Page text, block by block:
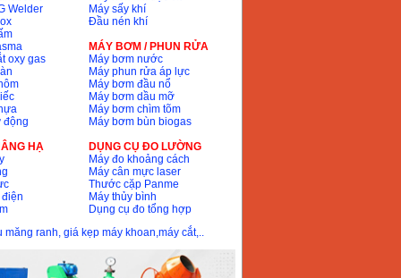
Welder
oxy gas
động
HẠ
Máy sấy khí
Đầu nén khí
MÁY BƠM / PHUN RỬA
Máy bơm nước
Máy phun rửa áp lực
Máy bơm đầu nổ
Máy bơm dầu mỡ
Máy bơm chìm tõm
Máy bơm bùn biogas
DỤNG CỤ ĐO LƯỜNG
Máy đo khoảng cách
Máy cân mực laser
Thước cặp Panme
Máy thủy bình
Dụng cụ đo tổng hợp
măng ranh, giá kẹp máy khoan,máy cắt,..